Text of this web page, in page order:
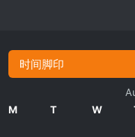
时间脚印
M
T W